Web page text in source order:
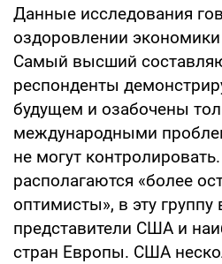
Данные исследования
оздоровлении экономики
Самый высший
респонденты
будущем и озабочены
международными
не могут
располагаются «более
оптимисты», в эту группу
представители США и
стран Европы. США